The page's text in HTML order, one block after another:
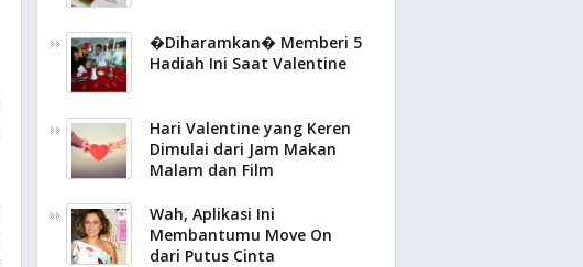
�Diharamkan� Memberi 5
Hadiah Ini Saat Valentine
Hari Valentine yang Keren
Dimulai dari Jam Makan
Malam dan Film
Wah, Aplikasi Ini
Membantumu Move On
dari Putus Cinta